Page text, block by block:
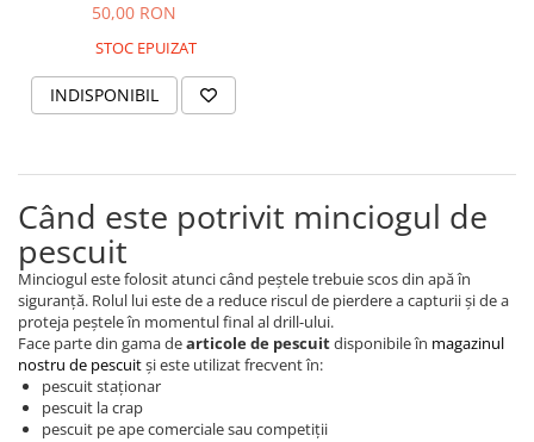
50,00 RON
STOC EPUIZAT
INDISPONIBIL
Când este potrivit minciogul de
pescuit
Minciogul este folosit atunci când peștele trebuie scos din apă în
siguranță. Rolul lui este de a reduce riscul de pierdere a capturii și de a
proteja peștele în momentul final al drill-ului.
Face parte din gama dearticole de pescuitdisponibile în magazinul
nostru de pescuitși este utilizat frecvent în:
pescuit staționar
pescuit la crap
pescuit pe ape comerciale sau competiții